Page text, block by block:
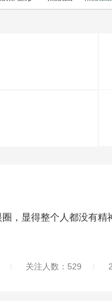
显得整个人都没有精
关注人数：529